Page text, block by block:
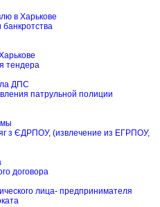
в Харькове
банкротства
тендера
ДПС
патрульной полиции
з ЄДРПОУ, (извлечение из ЕГРПОУ,
договора
лица- предпринимателя